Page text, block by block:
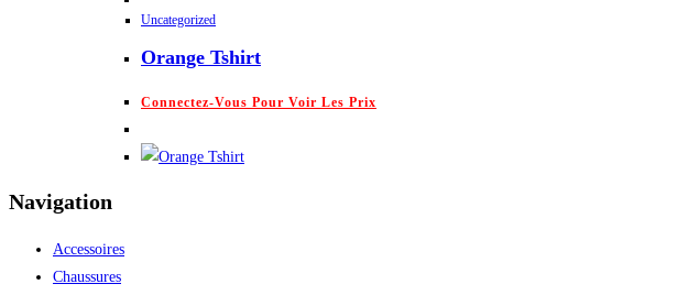
Uncategorized
Orange Tshirt
Connectez-Vous Pour Voir Les Prix
Navigation
Accessoires
Chaussures